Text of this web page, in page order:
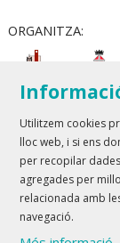
ORGANITZA:
Teatre Lloret de
Teatre de Blanes
Sitemap Avís Legal
Utilitzem cookies
lloc web, i si ens
per recopilar
agregades per
relacionada amb
navegació.